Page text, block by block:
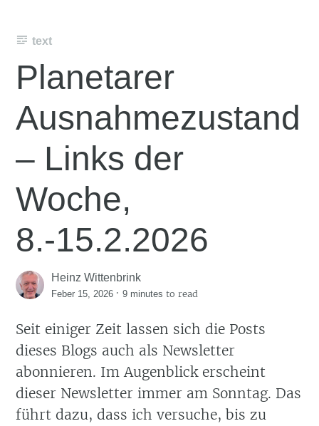
text
Planetarer
Ausnahmezustand
– Links der
Woche,
8.-15.2.2026
Heinz Wittenbrink
Feber 15, 2026 ·9 minutes to read
Seit einiger Zeit lassen sich die Posts
dieses Blogs auch als Newsletter
abonnieren. Im Augenblick erscheint
dieser Newsletter immer am Sonntag. Das
führt dazu, dass ich versuche, bis zu